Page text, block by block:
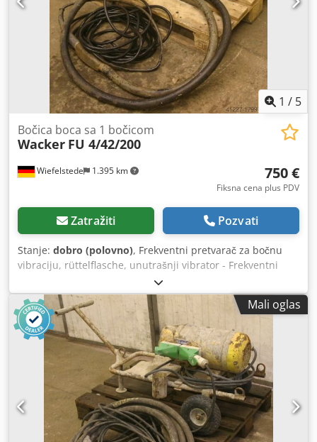
1 / 5
Wiefelstede 1.395 km
Bočica boca sa 1 bočicom
Wacker FU 4/42/200
750 €
Fiksna cena plus PDV
Zatražiti Pozvati
Stanje: dobro (polovno), Frekventni pretvarač za bočnu
vibraciju, rüttelflasche, unutrašnji vibrator - Frekventni
pretvarač Dodpfxjb A Sxdj Ahkjck - Broj rüttelflascha: 1 -
Dužina kabla: cca 6 m - Težina: 105 kg
Mali oglas